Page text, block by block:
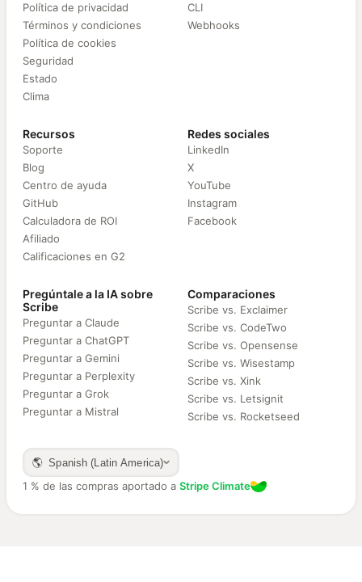
Política de privacidad
Términos y condiciones
Política de cookies
Seguridad
Estado
Clima
CLI
Webhooks
Recursos
Soporte
Blog
Centro de ayuda
GitHub
Calculadora de ROI
Afiliado
Calificaciones en G2
Redes sociales
LinkedIn
X
YouTube
Instagram
Facebook
Pregúntale a la IA sobre
Scribe
Preguntar a Claude
Preguntar a ChatGPT
Preguntar a Gemini
Preguntar a Perplexity
Preguntar a Grok
Preguntar a Mistral
Comparaciones
Scribe vs. Exclaimer
Scribe vs. CodeTwo
Scribe vs. Opensense
Scribe vs. Wisestamp
Scribe vs. Xink
Scribe vs. Letsignit
Scribe vs. Rocketseed
🌎 Spanish (Latin America)
1 % de las compras aportado a Stripe Climate